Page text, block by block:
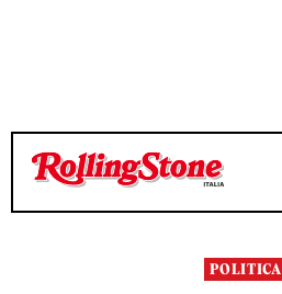
TEMPO DI LETTURA 6 MINUTI
TEMPO DI LETTURA 6 MINUTI
POLITICA